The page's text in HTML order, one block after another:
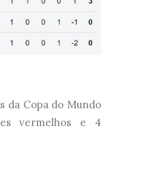
da Copa do Mundo
vermelhos e 4